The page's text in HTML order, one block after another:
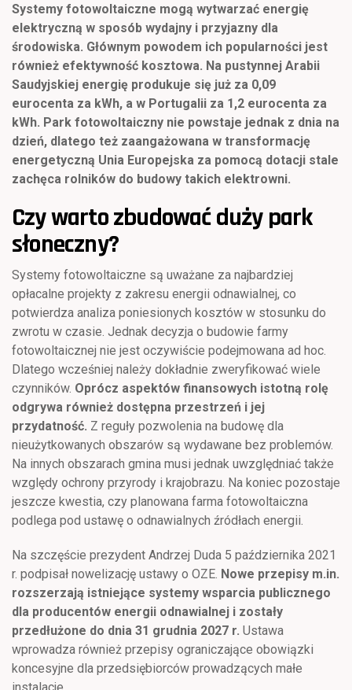
Systemy fotowoltaiczne mogą wytwarzać energię
elektryczną w sposób wydajny i przyjazny dla
środowiska. Głównym powodem ich popularności jest
również efektywność kosztowa. Na pustynnej Arabii
Saudyjskiej energię produkuje się już za 0,09
eurocenta za kWh, a w Portugalii za 1,2 eurocenta za
kWh. Park fotowoltaiczny nie powstaje jednak z dnia na
dzień, dlatego też zaangażowana w transformację
energetyczną Unia Europejska za pomocą dotacji stale
zachęca rolników do budowy takich elektrowni.
Czy warto zbudować duży park
słoneczny?
Systemy fotowoltaiczne są uważane za najbardziej
opłacalne projekty z zakresu energii odnawialnej, co
potwierdza analiza poniesionych kosztów w stosunku do
zwrotu w czasie. Jednak decyzja o budowie farmy
fotowoltaicznej nie jest oczywiście podejmowana ad hoc.
Dlatego wcześniej należy dokładnie zweryfikować wiele
czynników. Oprócz aspektów finansowych istotną rolę
odgrywa również dostępna przestrzeń i jej
przydatność. Z reguły pozwolenia na budowę dla
nieużytkowanych obszarów są wydawane bez problemów.
Na innych obszarach gmina musi jednak uwzględniać także
względy ochrony przyrody i krajobrazu. Na koniec pozostaje
jeszcze kwestia, czy planowana farma fotowoltaiczna
podlega pod ustawę o odnawialnych źródłach energii.
Na szczęście prezydent Andrzej Duda 5 października 2021
r. podpisał nowelizację ustawy o OZE. Nowe przepisy m.in.
rozszerzają istniejące systemy wsparcia publicznego
dla producentów energii odnawialnej i zostały
przedłużone do dnia 31 grudnia 2027 r. Ustawa
wprowadza również przepisy ograniczające obowiązki
koncesyjne dla przedsiębiorców prowadzących małe